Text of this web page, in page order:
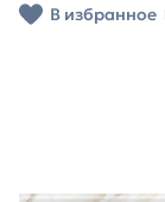
В избранное